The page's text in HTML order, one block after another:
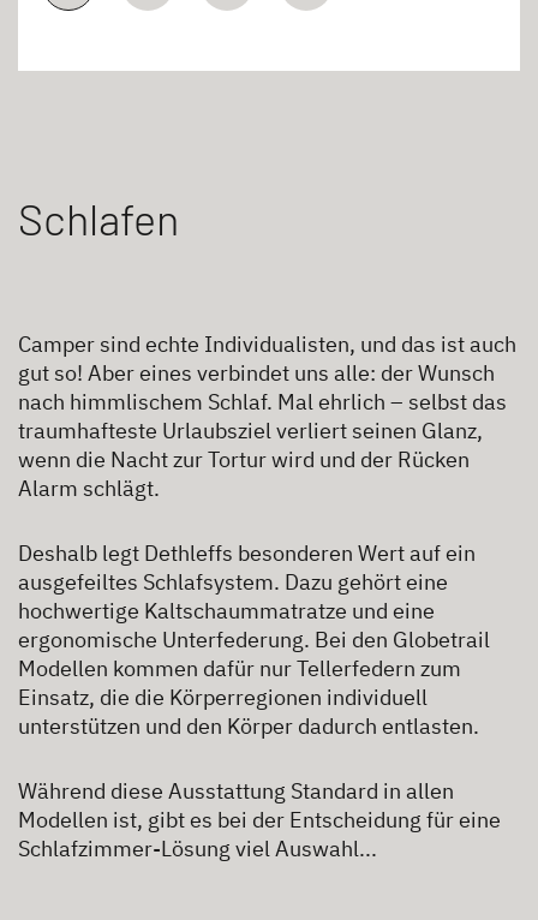
Schlafen
Camper sind echte Individualisten, und das ist auch
gut so! Aber eines verbindet uns alle: der Wunsch
nach himmlischem Schlaf. Mal ehrlich – selbst das
traumhafteste Urlaubsziel verliert seinen Glanz,
wenn die Nacht zur Tortur wird und der Rücken
Alarm schlägt.
Deshalb legt Dethleffs besonderen Wert auf ein
ausgefeiltes Schlafsystem. Dazu gehört eine
hochwertige Kaltschaummatratze und eine
ergonomische Unterfederung. Bei den Globetrail
Modellen kommen dafür nur Tellerfedern zum
Einsatz, die die Körperregionen individuell
unterstützen und den Körper dadurch entlasten.
Während diese Ausstattung Standard in allen
Modellen ist, gibt es bei der Entscheidung für eine
Schlafzimmer-Lösung viel Auswahl...